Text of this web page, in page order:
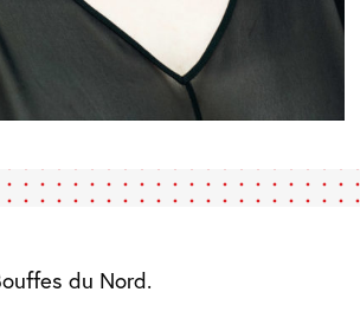
du Nord.